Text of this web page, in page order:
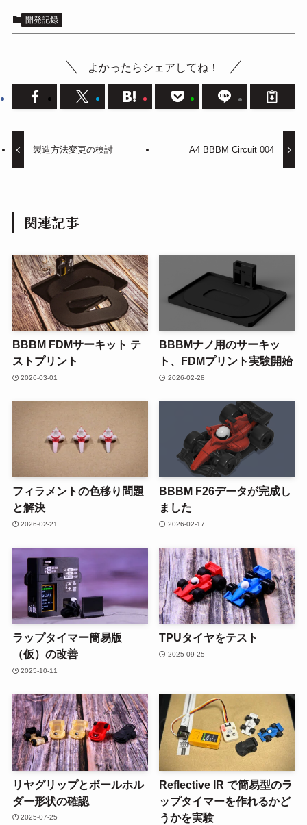
開発記録
よかったらシェアしてね！
製造方法変更の検討 A4 BBBM Circuit 004
関連記事
BBBM FDMサーキット テ
ストプリント
2026-03-01
BBBMナノ用のサーキッ
ト、FDMプリント実験開始
2026-02-28
フィラメントの色移り問題
と解決
2026-02-21
BBBM F26データが完成し
ました
2026-02-17
ラップタイマー簡易版
（仮）の改善
2025-10-11
TPUタイヤをテスト
2025-09-25
リヤグリップとボールホル
ダー形状の確認
2025-07-25
Reflective IR で簡易型のラ
ップタイマーを作れるかど
うかを実験